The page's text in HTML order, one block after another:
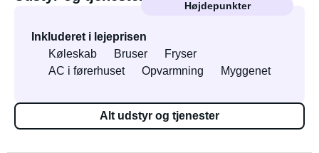
Højdepunkter
Inkluderet i lejeprisen
Køleskab
Bruser
Fryser
AC i førerhuset
Opvarmning Myggenet
Alt udstyr og tjenester